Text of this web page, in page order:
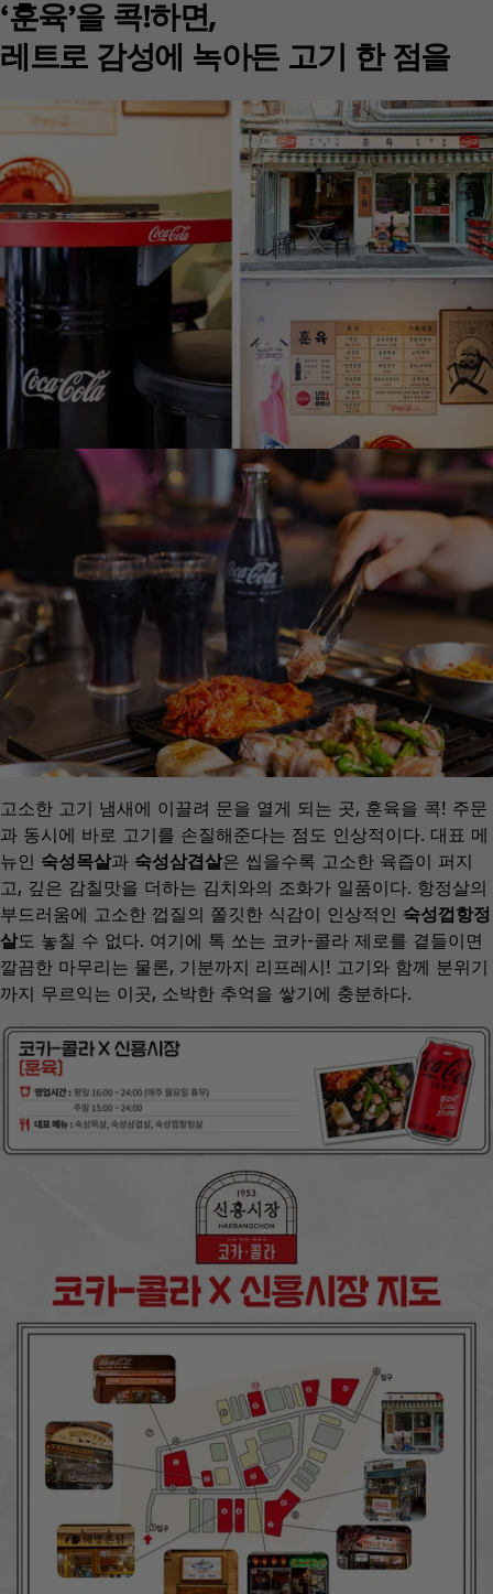
‘훈육’을 콕!하면,
레트로 감성에 녹아든 고기 한 점을
고소한 고기 냄새에 이끌려 문을 열게 되는 곳, 훈육을 콕! 주문
과 동시에 바로 고기를 손질해준다는 점도 인상적이다. 대표 메
뉴인 숙성목살과 숙성삼겹살은 씹을수록 고소한 육즙이 퍼지
고, 깊은 감칠맛을 더하는 김치와의 조화가 일품이다. 항정살의
부드러움에 고소한 껍질의 쫄깃한 식감이 인상적인 숙성껍항정
살도 놓칠 수 없다. 여기에 톡 쏘는 코카-콜라 제로를 곁들이면
깔끔한 마무리는 물론, 기분까지 리프레시! 고기와 함께 분위기
까지 무르익는 이곳, 소박한 추억을 쌓기에 충분하다.